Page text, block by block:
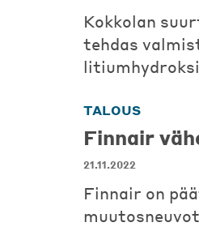
Kokkolan
tehdas
TALOUS
Finnair
21.11.2022
Finnair on